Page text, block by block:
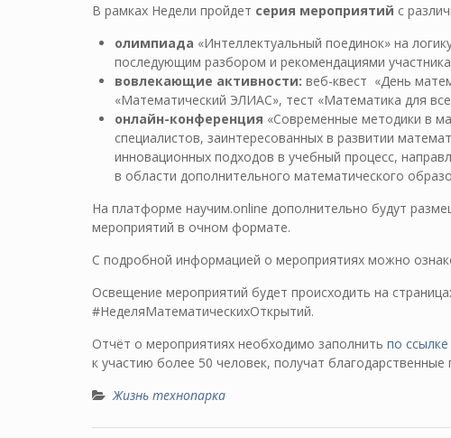
В рамках Недели пройдет серия мероприятий с
олимпиада «Интеллектуальный поединок» на
последующим разбором и рекомендациями
вовлекающие активности: веб-квест «День
«Математический ЭЛИАС», тест «Математика для
онлайн-конференция «Современные методики в
специалистов, заинтересованных в развитии
инновационных подходов в учебный процесс,
в области дополнительного математического
На платформе научим.online дополнительно будут
мероприятий в очном формате.
С подробной информацией о мероприятиях можно
Освещение мероприятий будет происходить на
#НеделяМатематическихОткрытий.
Отчёт о мероприятиях необходимо заполнить по ссылке
к участию более 50 человек, получат благодарственные
Жизнь технопарка